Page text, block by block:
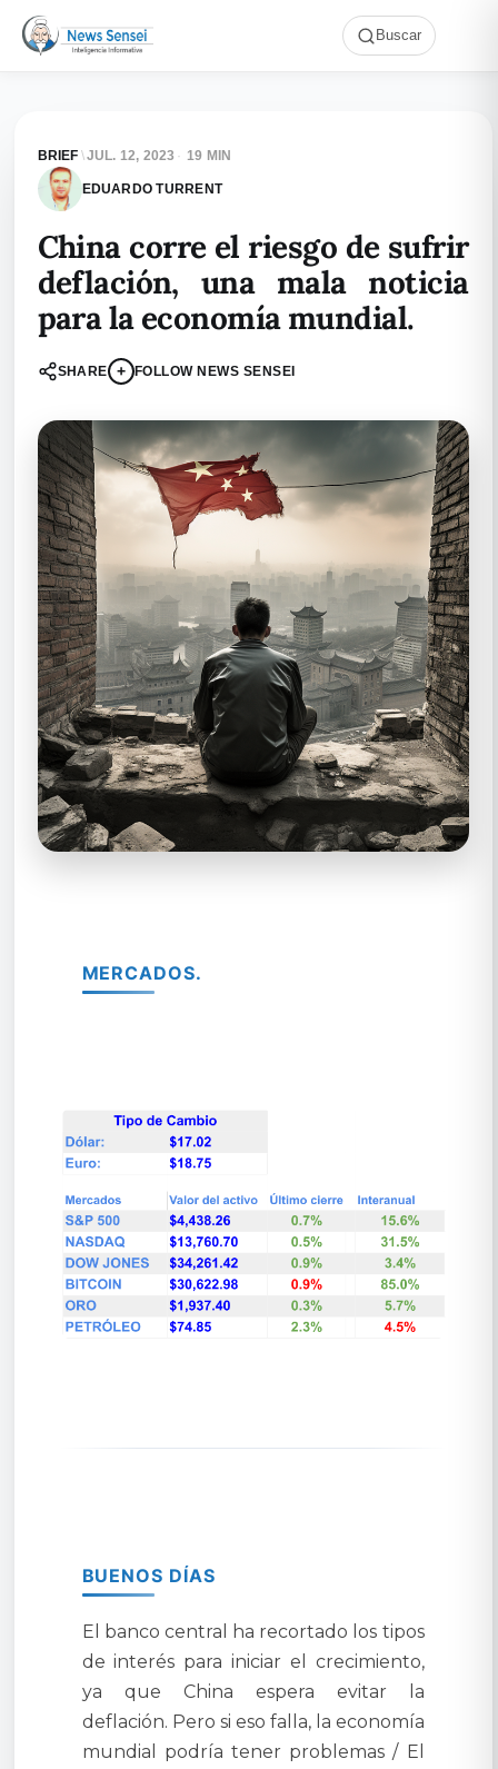
Buscar
BRIEF \JUL. 12, 2023 · 19 MIN
EDUARDO TURRENT
China corre el riesgo de sufrir
deflación, una mala noticia
para la economía mundial.
SHARE + FOLLOW NEWS SENSEI
MERCADOS.
BUENOS DÍAS
El banco central ha recortado los tipos
de interés para iniciar el crecimiento,
ya que China espera evitar la
deflación. Pero si eso falla, la economía
mundial podría tener problemas / El